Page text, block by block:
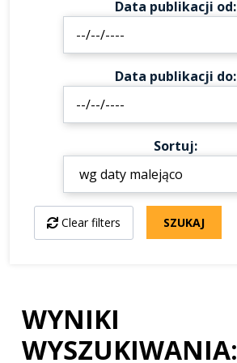
Data publikacji od
Data publikacji do
Sortuj
Clear filters SZUKAJ
WYNIKI
WYSZUKIWANIA: